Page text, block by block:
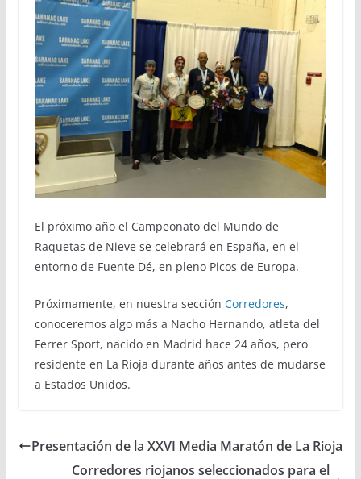
El próximo año el Campeonato del Mundo de
Raquetas de Nieve se celebrará en España, en el
entorno de Fuente Dé, en pleno Picos de Europa.
Próximamente, en nuestra sección Corredores,
conoceremos algo más a Nacho Hernando, atleta del
Ferrer Sport, nacido en Madrid hace 24 años, pero
residente en La Rioja durante años antes de mudarse
a Estados Unidos.
Presentación de la XXVI Media Maratón de La Rioja
Corredores riojanos seleccionados para el